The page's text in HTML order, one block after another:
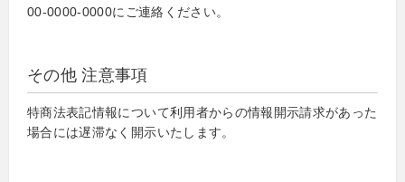
00-0000-0000にご連絡ください。
その他 注意事項
特商法表記情報について利用者からの情報開示請求があった
場合には遅滞なく開示いたします。